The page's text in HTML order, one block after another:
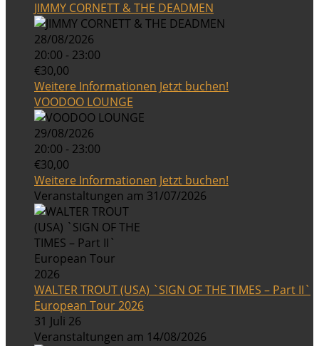
JIMMY CORNETT & THE DEADMEN
28/08/2026
20:00 - 23:00
€30,00
Weitere Informationen Jetzt buchen!
VOODOO LOUNGE
29/08/2026
20:00 - 23:00
€30,00
Weitere Informationen Jetzt buchen!
Veranstaltungen am 31/07/2026
WALTER TROUT (USA) `SIGN OF THE TIMES – Part II`
European Tour 2026
31 Juli 26
Veranstaltungen am 14/08/2026